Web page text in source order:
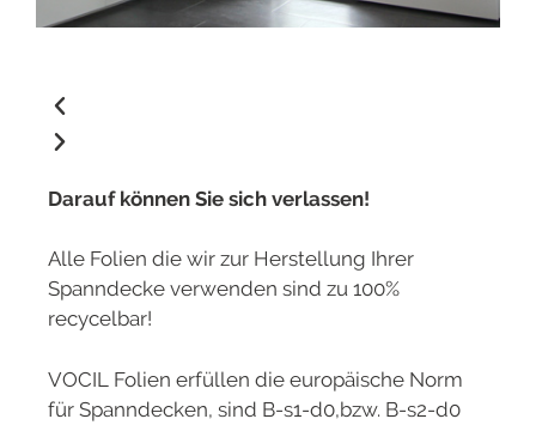
Darauf können Sie sich verlassen!
Alle Folien die wir zur Herstellung Ihrer
Spanndecke verwenden sind zu 100%
recycelbar!
VOCIL Folien erfüllen die europäische Norm
für Spanndecken, sind B-s1-d0,bzw. B-s2-d0